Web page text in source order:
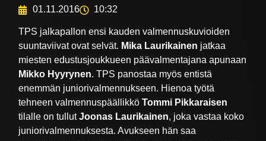
01.11.2016 10:32
TPS jalkapallon ensi kauden valmennuskuvioiden
suuntaviivat ovat selvät. Mika Laurikainen jatkaa
miesten edustusjoukkueen päävalmentajana apunaan
Mikko Hyyrynen. TPS panostaa myös entistä
enemmän juniorivalmennukseen. Hienoa työtä
tehneen valmennuspäällikköTommi Pikkaraisen
tilalle on tullutJoonas Laurikainen, joka vastaa koko
juniorivalmennuksesta. Avukseen hän saa